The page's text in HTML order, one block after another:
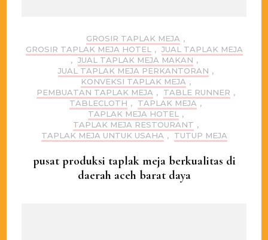
GROSIR TAPLAK MEJA ,
GROSIR TAPLAK MEJA HOTEL
, JUAL TAPLAK MEJA
, JUAL TAPLAK MEJA MAKAN ,
JUAL TAPLAK MEJA PERKANTORAN ,
KONVEKSI TAPLAK MEJA ,
PEMBUATAN TAPLAK MEJA , TABLE RUNNER ,
TABLECLOTH , TAPLAK MEJA ,
TAPLAK MEJA HOTEL
,
TAPLAK MEJA RESTOURANT ,
TAPLAK MEJA UNTUK USAHA , TUTUP MEJA
pusat produksi taplak meja berkualitas di
daerah aceh barat daya